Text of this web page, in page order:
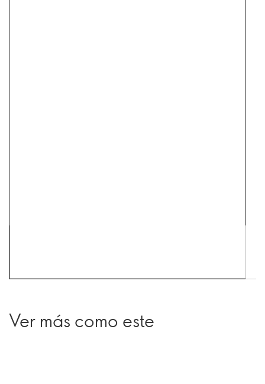
Ver más como este